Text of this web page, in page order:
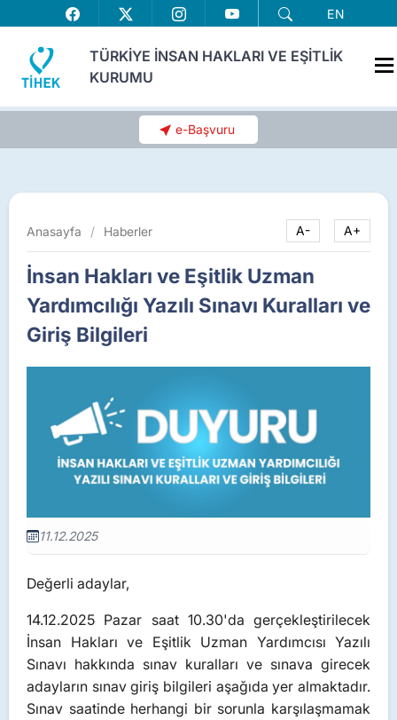
EN
TÜRKİYE İNSAN HAKLARI VE EŞİTLİK
KURUMU
e-Başvuru
Anasayfa / Haberler A- A+
İnsan Hakları ve Eşitlik Uzman
Yardımcılığı Yazılı Sınavı Kuralları ve
Giriş Bilgileri
11.12.2025
Değerli adaylar,
14.12.2025 Pazar saat 10.30'da gerçekleştirilecek
İnsan Hakları ve Eşitlik Uzman Yardımcısı Yazılı
Sınavı hakkında sınav kuralları ve sınava girecek
adayların sınav giriş bilgileri aşağıda yer almaktadır.
Sınav saatinde herhangi bir sorunla karşılaşmamak